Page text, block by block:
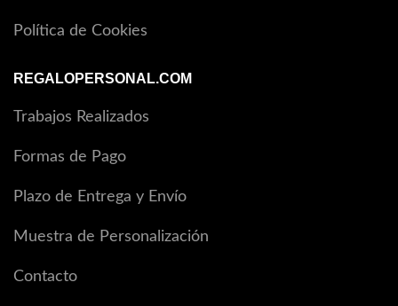
Política de Cookies
REGALOPERSONAL.COM
Trabajos Realizados
Formas de Pago
Plazo de Entrega y Envío
Muestra de Personalización
Contacto